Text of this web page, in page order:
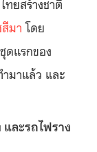
มา โดย
ดแรกของ
ำมาแล้ว และ
ละรถไฟราง